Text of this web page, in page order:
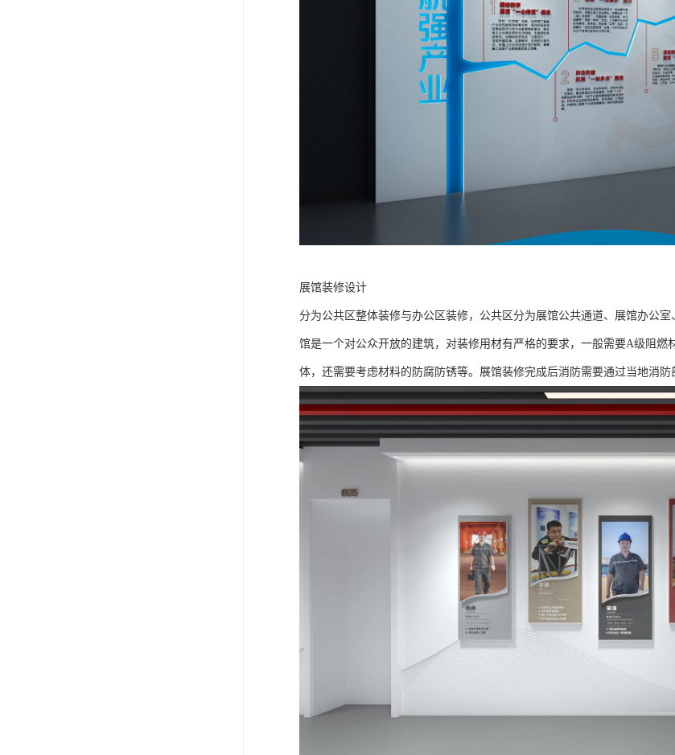
展馆装修设计
分为公共区整体装修与办公区装修，公共区分为展馆公共通道、展馆办公
馆是一个对公众开放的建筑，对装修用材有严格的要求，一般需要A级阻
体，还需要考虑材料的防腐防锈等。展馆装修完成后消防需要通过当地消防